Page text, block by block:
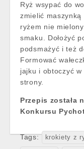
Ryż wsypać do
zmielić maszynką
ryżem nie
smaku. Dołożyć
podsmażyć i też
Formować
jajku i obtoczyć w
strony.
Przepis została
Konkursu
Tags: krokiety z